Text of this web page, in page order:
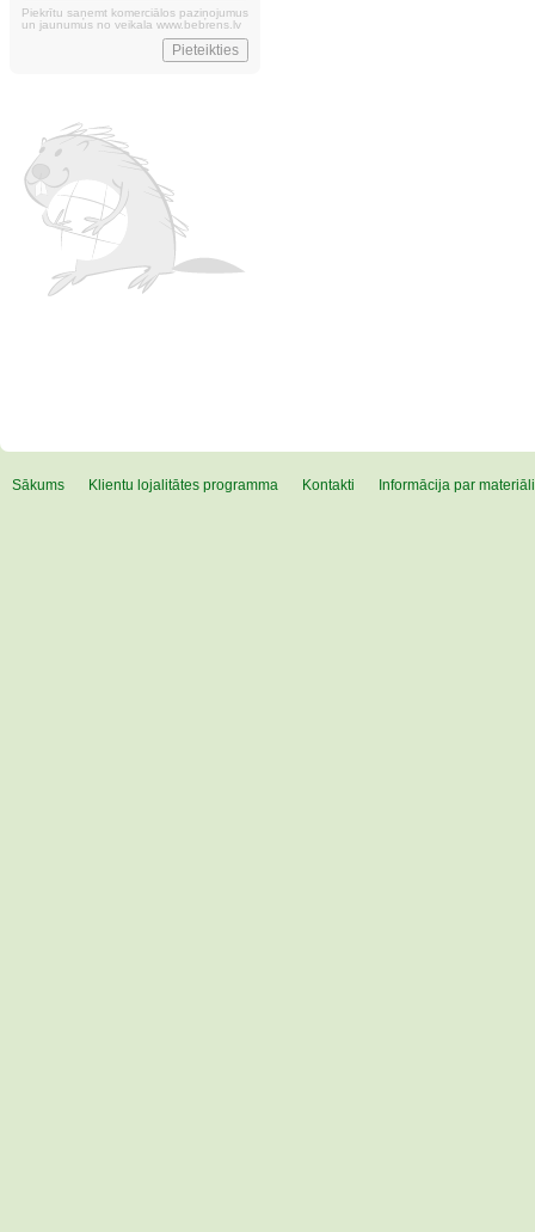
Piekrītu saņemt komerciālos paziņojumus
un jaunumus no veikala www.bebrens.lv
Sākums Klientu lojalitātes programma Kontakti Informācija par